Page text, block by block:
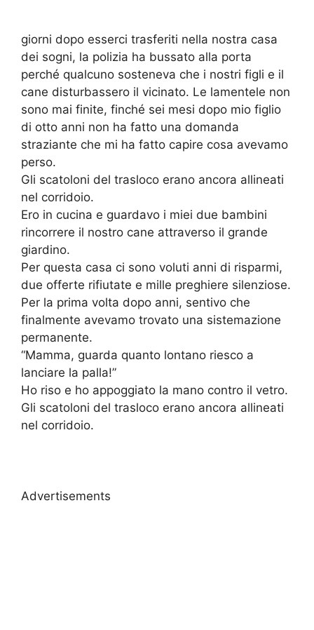
giorni dopo esserci trasferiti nella nostra casa
dei sogni, la polizia ha bussato alla porta
perché qualcuno sosteneva che i nostri figli e il
cane disturbassero il vicinato. Le lamentele non
sono mai finite, finché sei mesi dopo mio figlio
di otto anni non ha fatto una domanda
straziante che mi ha fatto capire cosa avevamo
perso.
Gli scatoloni del trasloco erano ancora allineati
nel corridoio.
Ero in cucina e guardavo i miei due bambini
rincorrere il nostro cane attraverso il grande
giardino.
Per questa casa ci sono voluti anni di risparmi,
due offerte rifiutate e mille preghiere silenziose.
Per la prima volta dopo anni, sentivo che
finalmente avevamo trovato una sistemazione
permanente.
“Mamma, guarda quanto lontano riesco a
lanciare la palla!”
Ho riso e ho appoggiato la mano contro il vetro.
Gli scatoloni del trasloco erano ancora allineati
nel corridoio.
Advertisements